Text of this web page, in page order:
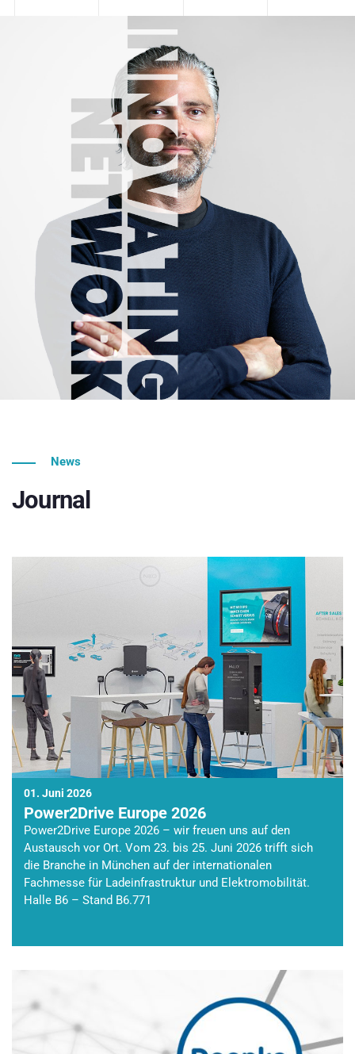
News
Journal
01. Juni 2026
Power2Drive Europe 2026
Power2Drive Europe 2026 – wir freuen uns auf den
Austausch vor Ort. Vom 23. bis 25. Juni 2026 trifft sich
die Branche in München auf der internationalen
Fachmesse für Ladeinfrastruktur und Elektromobilität.
Halle B6 – Stand B6.771